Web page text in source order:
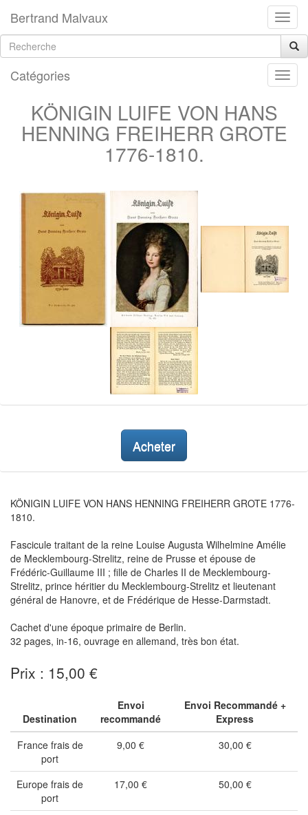
Bertrand Malvaux
Catégories
KÖNIGIN LUIFE VON HANS
HENNING FREIHERR GROTE
1776-1810.
Acheter
KÖNIGIN LUIFE VON HANS HENNING FREIHERR GROTE 1776-
1810.
Fascicule traitant de la reine Louise Augusta Wilhelmine Amélie
de Mecklembourg-Strelitz, reine de Prusse et épouse de
Frédéric-Guillaume III ; fille de Charles II de Mecklembourg-
Strelitz, prince héritier du Mecklembourg-Strelitz et lieutenant
général de Hanovre, et de Frédérique de Hesse-Darmstadt.
Cachet d'une époque primaire de Berlin.
32 pages, in-16, ouvrage en allemand, très bon état.
Prix : 15,00 €
Destination
Envoi
recommandé
Envoi Recommandé +
Express
France frais de
port
9,00 € 30,00 €
Europe frais de
port
17,00 € 50,00 €